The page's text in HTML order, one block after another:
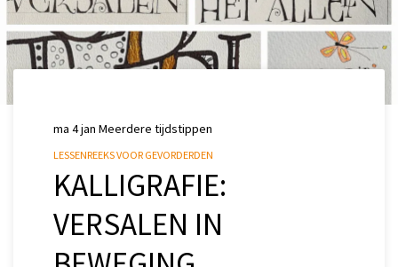
KALLIGRAFIE:
VERSALEN IN
LESSENREEKS VOOR GEVORDERDEN
ma 4 jan Meerdere tijdstippen